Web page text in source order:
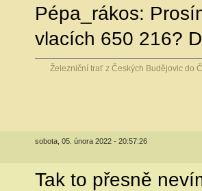
Pépa_rákos:
vlacích 650 216?
Železniční trať z Českých Budějovic do
sobota, 05. února 2022 - 20:57:26
Tak to přesně